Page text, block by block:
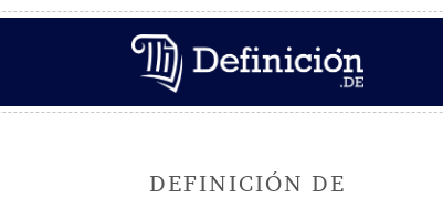
DEFINICIÓN DE